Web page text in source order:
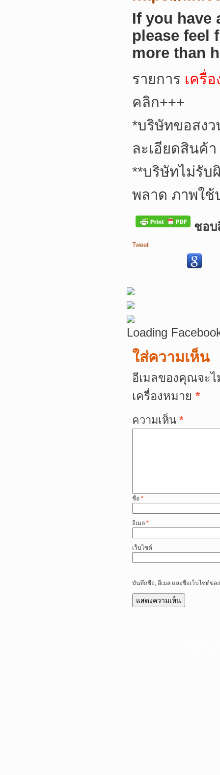
If you have
please feel
more than
รายการ เครื่
คลิก+++
*บริษัทขอสงว
ละเอียดสินค้
**บริษัทไม่รับ
พลาด ภาพใ
ชอบ
Tweet
Loading
ใส่ความเห็น
อีเมลของคุณจะ
เครื่องหมาย *
ความเห็น *
ชื่อ *
อีเมล *
เว็บไซต์
บันทึกชื่อ, อีเมล และชื่อเว็บไซต์ขอ